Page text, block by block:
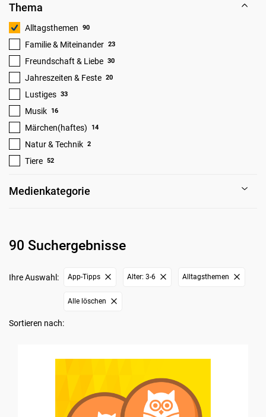
Thema
Alltagsthemen 90
Familie & Miteinander 23
Freundschaft & Liebe 30
Jahreszeiten & Feste 20
Lustiges 33
Musik 16
Märchen(haftes) 14
Natur & Technik 2
Tiere 52
Medienkategorie
90 Suchergebnisse
Ihre Auswahl: App-Tipps Alter: 3-6 Alltagsthemen
Alle löschen
Sortieren nach: